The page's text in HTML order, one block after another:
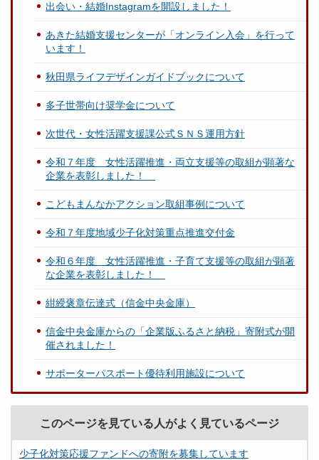
出会い・結婚Instagramを開設しました！
あきた結婚支援センターが「オンライン入会」を行って
います！
秋田県ライフデザインガイドブックについて
多子世帯向け奨学金について
次世代・女性活躍支援課公式ＳＮＳ運用方針
令和７年度 女性活躍推進・両立支援等の取組が顕著な
企業を表彰しました！
こどもまんなかアクション取組事例について
令和７年度地域少子化対策重点推進交付金
令和６年度 女性活躍推進・子育て支援等の取組が顕著
な企業を表彰しました！
紺綬褒章伝達式（信金中央金庫）
信金中央金庫からの「企業版ふるさと納税」寄附式が開
催されました！
サポーターパスポート優待利用施設について
このページを見ている人がよく見ているページ
少子化対策応援ファンドへの寄附を募集しています